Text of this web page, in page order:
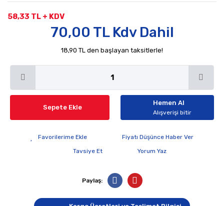
58,33 TL + KDV
70,00 TL Kdv Dahil
18,90 TL den başlayan taksitlerle!
Sepete Ekle
Hemen Al
Alışverişi bitir
Fiyatı Düşünce Haber Ver
Tavsiye Et
Yorum Yaz
Paylaş: